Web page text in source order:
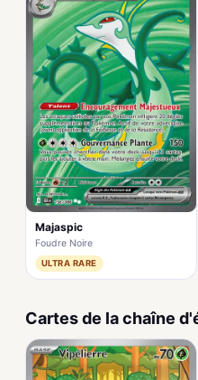
Majaspic
Foudre Noire
ULTRA RARE
Cartes de la chaîne